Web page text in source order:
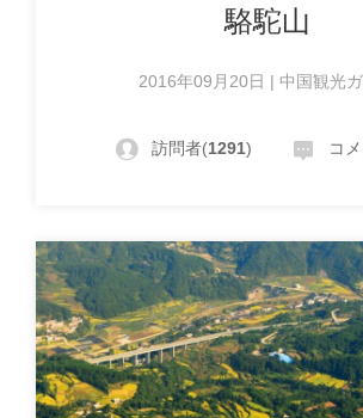
駱駝山
2016年09月20日 | 中国観光
訪問者(1291) コ